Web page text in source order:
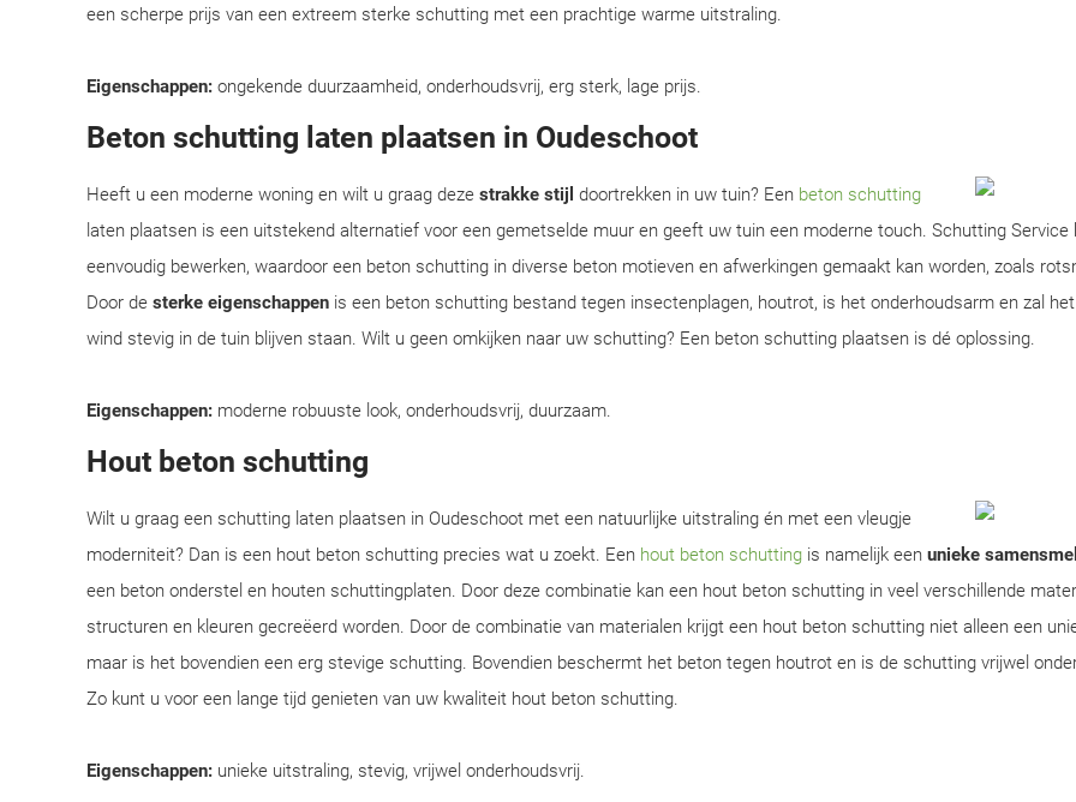
een scherpe prijs van een extreem sterke schutting met een prachtige warme uitstraling.
Eigenschappen: ongekende duurzaamheid, onderhoudsvrij, erg sterk, lage prijs.
Beton schutting laten plaatsen in Oudeschoot
Heeft u een moderne woning en wilt u graag deze strakke stijl doortrekken in uw tuin? Een beton schutting
laten plaatsen is een uitstekend alternatief voor een gemetselde muur en geeft uw tuin een moderne touch. Schutting Service
eenvoudig bewerken, waardoor een beton schutting in diverse beton motieven en afwerkingen gemaakt kan worden, zoals
Door de sterke eigenschappen is een beton schutting bestand tegen insectenplagen, houtrot, is het onderhoudsarm en zal
wind stevig in de tuin blijven staan. Wilt u geen omkijken naar uw schutting? Een beton schutting plaatsen is dé oplossing.
Eigenschappen: moderne robuuste look, onderhoudsvrij, duurzaam.
Hout beton schutting
Wilt u graag een schutting laten plaatsen in Oudeschoot met een natuurlijke uitstraling én met een vleugje
moderniteit? Dan is een hout beton schutting precies wat u zoekt. Een hout beton schutting is namelijk een unieke
een beton onderstel en houten schuttingplaten. Door deze combinatie kan een hout beton schutting in veel verschillende
structuren en kleuren gecreëerd worden. Door de combinatie van materialen krijgt een hout beton schutting niet alleen een
maar is het bovendien een erg stevige schutting. Bovendien beschermt het beton tegen houtrot en is de schutting vrijwel
Zo kunt u voor een lange tijd genieten van uw kwaliteit hout beton schutting.
Eigenschappen: unieke uitstraling, stevig, vrijwel onderhoudsvrij.